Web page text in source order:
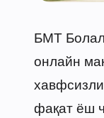
БМТ
онлайн
фақат ёш